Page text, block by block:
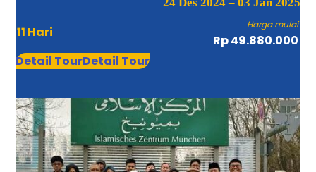
11 Hari Harga mulai
Rp 49.880.000
Detail TourDetail Tour